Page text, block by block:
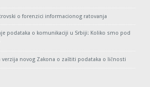
o forenzici informacionog ratovanja
podataka o komunikaciji u Srbiji: Koliko smo pod
verzija novog Zakona o zaštiti podataka o ličnosti